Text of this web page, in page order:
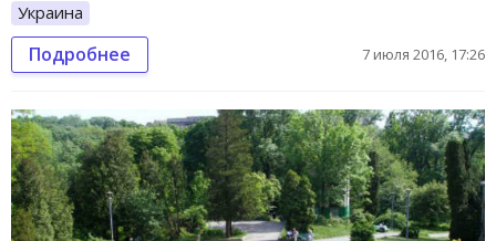
Украина
Подробнее 7 июля 2016, 17:26